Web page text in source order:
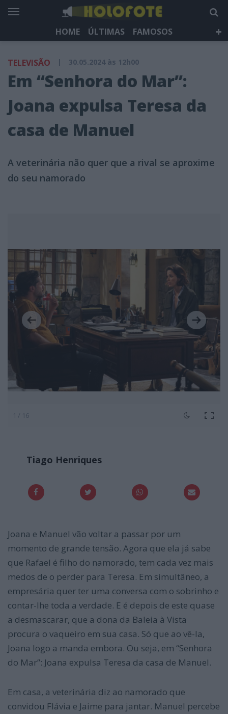
HOME ÚLTIMAS
FAMOSOS
HOLOFOTE TV
NEWSLETTER
TELEVISÃO | 30.05.2024 às 12h00
Em “Senhora do Mar”:
Joana expulsa Teresa da
casa de Manuel
A veterinária não quer que a rival se aproxime
do seu namorado
1 / 16
Tiago Henriques
Joana e Manuel vão voltar a passar por um
momento de grande tensão. Agora que ela já sabe
que Rafael é filho do namorado, tem cada vez mais
medos de o perder para Teresa. Em simultâneo, a
empresária quer ter uma conversa com o sobrinho e
contar-lhe toda a verdade. E é depois de este quase
a desmascarar, que a dona da Baleia à Vista
procura o vaqueiro em sua casa. Só que ao vê-la,
Joana logo a manda embora. Ou seja, em “Senhora
do Mar”: Joana expulsa Teresa da casa de Manuel.
Em casa, a veterinária diz ao namorado que
convidou Flávia e Jaime para jantar. Manuel percebe